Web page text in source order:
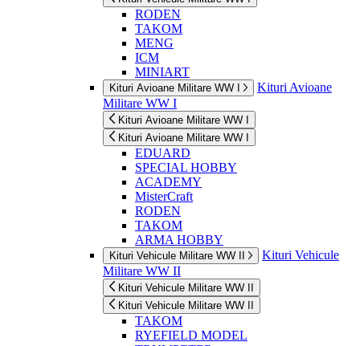
RODEN
TAKOM
MENG
ICM
MINIART
Kituri Avioane Militare WW I
Kituri Avioane
Militare WW I
Kituri Avioane Militare WW I
Kituri Avioane Militare WW I
EDUARD
SPECIAL HOBBY
ACADEMY
MisterCraft
RODEN
TAKOM
ARMA HOBBY
Kituri Vehicule Militare WW II
Kituri Vehicule
Militare WW II
Kituri Vehicule Militare WW II
Kituri Vehicule Militare WW II
TAKOM
RYEFIELD MODEL